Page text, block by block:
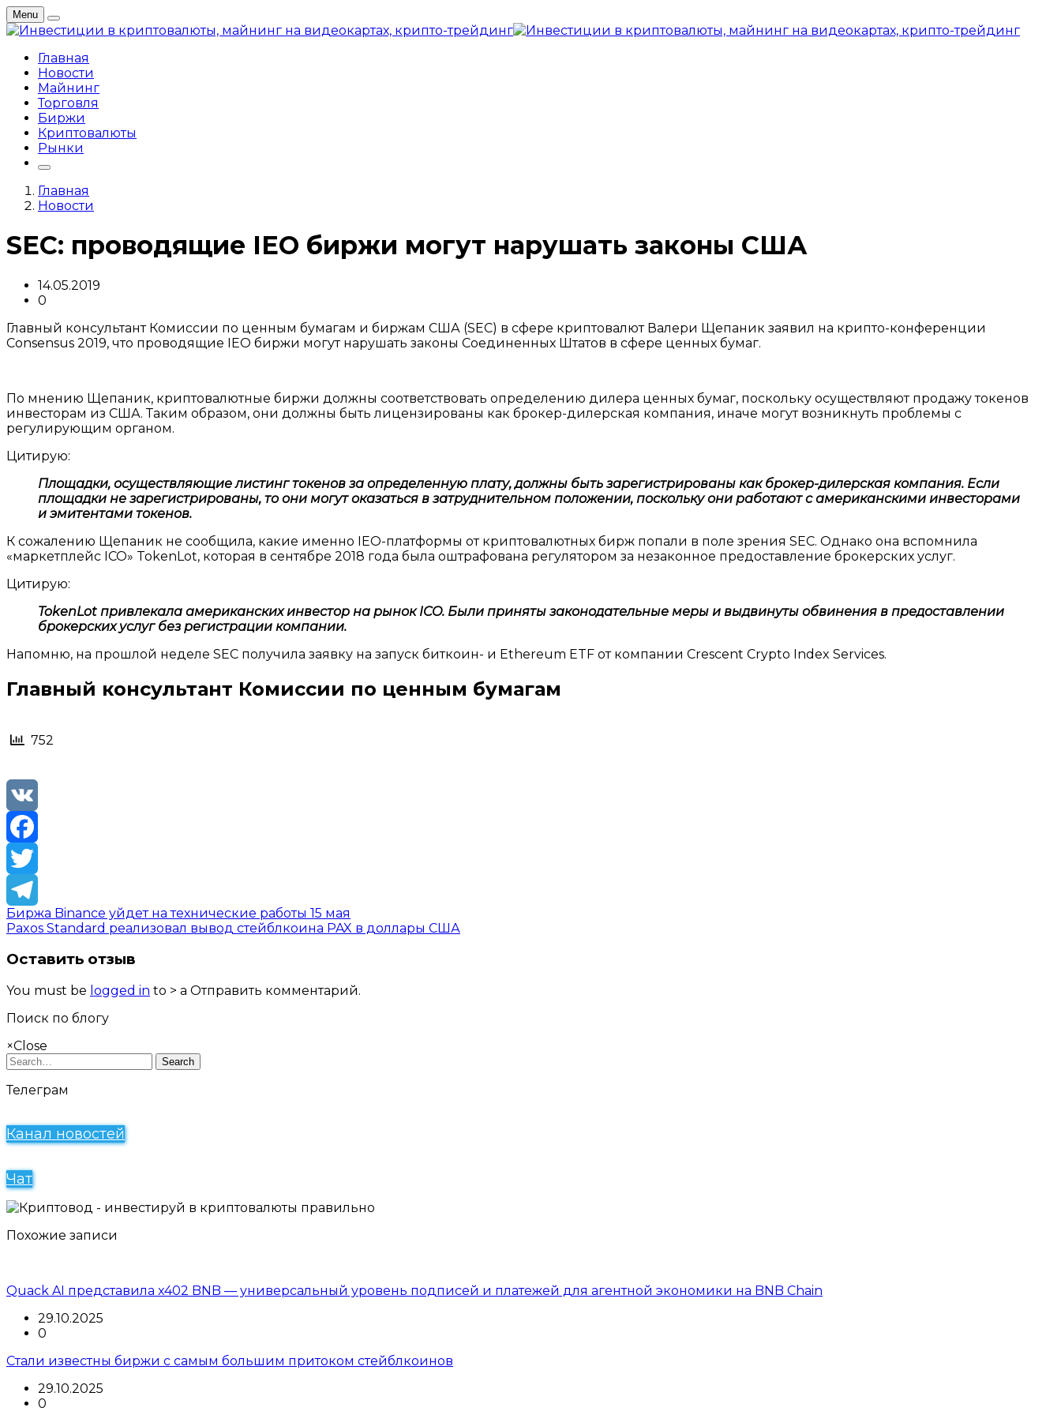
Menu
Главная
Новости
Майнинг
Торговля
Биржи
Криптовалюты
Рынки
Главная
Новости
SEC: проводящие IEO биржи могут нарушать законы США
14.05.2019
0
Главный консультант Комиссии по ценным бумагам и биржам США (SEC) в сфере криптовалют Валери Щепаник заявил на крипто-конференции
Consensus 2019, что проводящие IEO биржи могут нарушать законы Соединенных Штатов в сфере ценных бумаг.
По мнению Щепаник, криптовалютные биржи должны соответствовать определению дилера ценных бумаг, поскольку осуществляют продажу токенов
инвесторам из США. Таким образом, они должны быть лицензированы как брокер-дилерская компания, иначе могут возникнуть проблемы с
регулирующим органом.
Цитирую:
Площадки, осуществляющие листинг токенов за определенную плату, должны быть зарегистрированы как брокер-дилерская компания. Если
площадки не зарегистрированы, то они могут оказаться в затруднительном положении, поскольку они работают с американскими инвесторами
и эмитентами токенов.
К сожалению Щепаник не сообщила, какие именно IEO-платформы от криптовалютных бирж попали в поле зрения SEC. Однако она вспомнила
«маркетплейс ICO» TokenLot, которая в сентябре 2018 года была оштрафована регулятором за незаконное предоставление брокерских услуг.
Цитирую:
TokenLot привлекала американских инвестор на рынок ICO. Были приняты законодательные меры и выдвинуты обвинения в предоставлении
брокерских услуг без регистрации компании.
Напомню, на прошлой неделе SEC получила заявку на запуск биткоин- и Ethereum ETF от компании Crescent Crypto Index Services.
Главный консультант Комиссии по ценным бумагам
752
VK
Facebook
Twitter
Telegram
Биржа Binance уйдет на технические работы 15 мая
Paxos Standard реализовал вывод стейблкоина PAX в доллары США
Оставить отзыв
You must be logged in to > a Отправить комментарий.
Поиск по блогу
×Close
Search
Телеграм
Канал новостей
Чат
Похожие записи
Quack AI представила x402 BNB — универсальный уровень подписей и платежей для агентной экономики на BNB Chain
29.10.2025
0
Стали известны биржи с самым большим притоком стейблкоинов
29.10.2025
0